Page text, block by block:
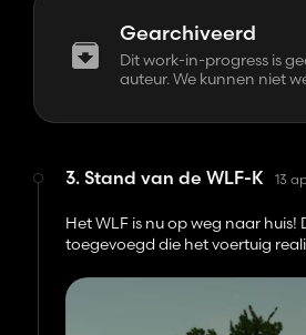
Gearchiveerd
Dit work-in-progress is
auteur. We kunnen niet
3. Stand van de WLF-K 13
Het WLF is nu op weg naar
toegevoegd die het voertuig